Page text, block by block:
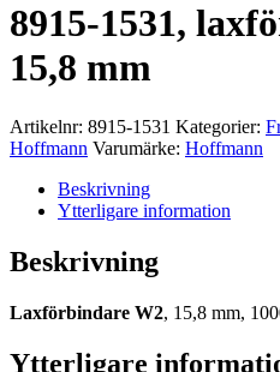
8915-1531,
15,8 mm
Artikelnr: 8915-1531 Kategorier:
Hoffmann Varumärke: Hoffmann
Beskrivning
Ytterligare information
Beskrivning
Laxförbindare W2, 15,8 mm,
Ytterligare